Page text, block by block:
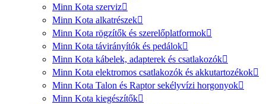
Minn Kota szerviz
Minn Kota alkatrészek
Minn Kota rögzítők és szerelőplatformok
Minn Kota távirányítók és pedálok
Minn Kota kábelek, adapterek és csatlakozók
Minn Kota elektromos csatlakozók és akkutartozékok
Minn Kota Talon és Raptor sekélyvízi horgonyok
Minn Kota kiegészítők